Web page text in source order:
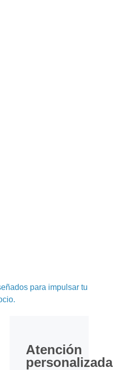
para impulsar tu
Atención
personalizada